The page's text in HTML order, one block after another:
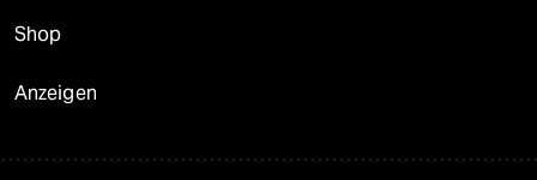
Shop
Anzeigen